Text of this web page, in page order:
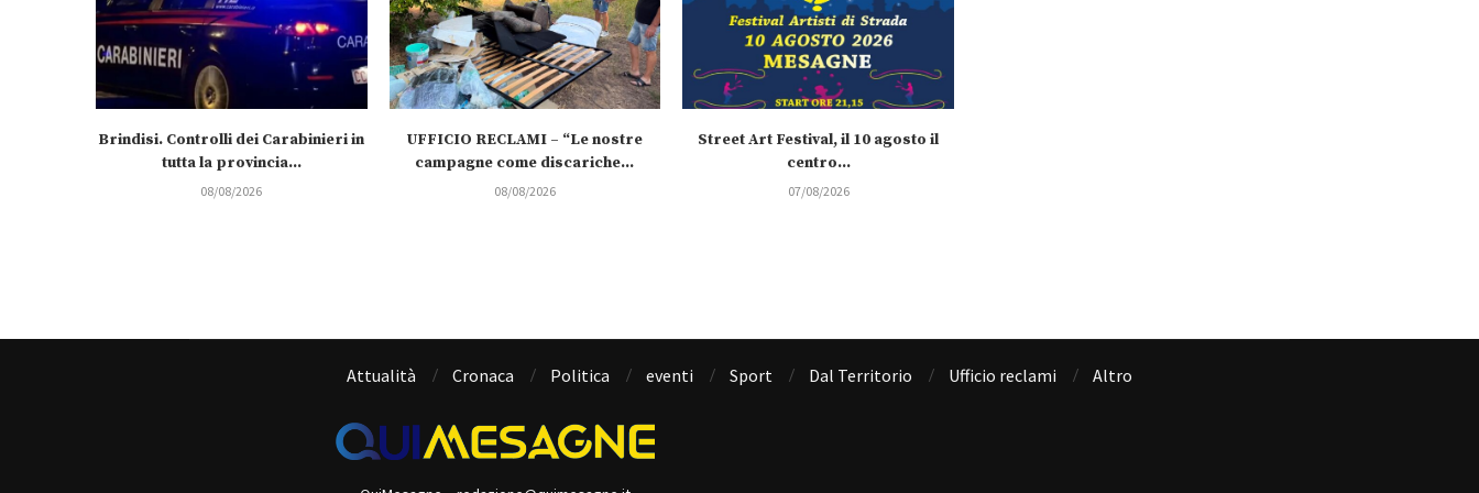
Brindisi. Controlli dei Carabinieri in
tutta la provincia...
08/08/2026
UFFICIO RECLAMI – “Le nostre
campagne come discariche...
08/08/2026
Street Art Festival, il 10 agosto il
centro...
07/08/2026
Attualità Cronaca Politica eventi Sport Dal Territorio Ufficio reclami Altro